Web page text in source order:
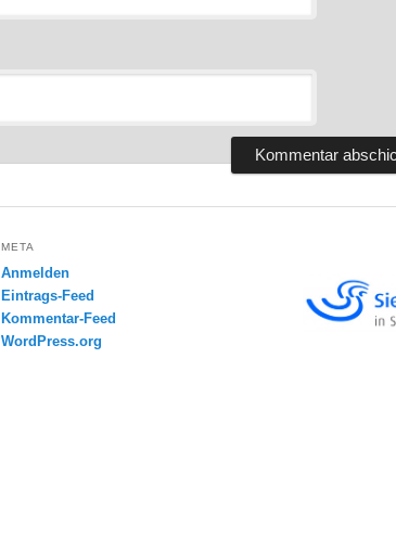
META
Anmelden
Eintrags-Feed
Kommentar-Feed
WordPress.org